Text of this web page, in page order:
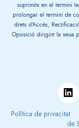
suprimits en el termini
prolongar el termini de
drets d'Accés,
Oposició dirigint la seua
Política de privacitat
de